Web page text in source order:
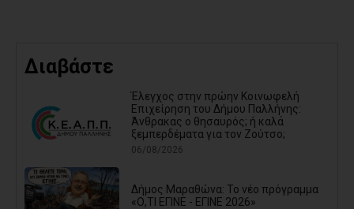
Διαβάστε
Έλεγχος στην πρώην Κοινωφελή
Επιχείρηση του Δήμου Παλλήνης:
Άνθρακας ο θησαυρός; ή καλά
ξεμπερδέματα για τον Ζούτσο;
06/08/2026
Δήμος Μαραθώνα: Το νέο πρόγραμμα
«Ο,ΤΙ ΕΓΙΝΕ - ΕΓΙΝΕ 2026»